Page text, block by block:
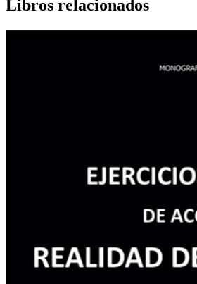
Libros relacionados